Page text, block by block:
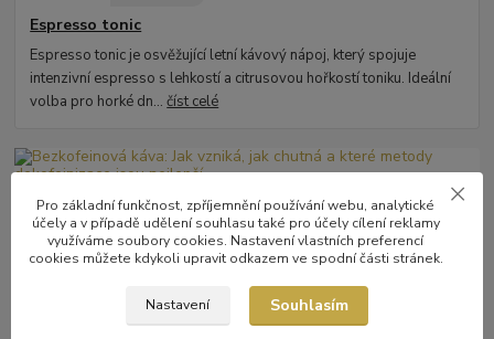
Espresso tonic
Espresso tonic je osvěžující letní kávový nápoj, který spojuje
intenzivní espresso s lehkostí a citrusovou hořkostí toniku. Ideální
volba pro horké dn...číst celé
Pro základní funkčnost, zpříjemnění používání webu, analytické
účely a v případě udělení souhlasu také pro účely cílení reklamy
využíváme soubory cookies. Nastavení vlastních preferencí
cookies můžete kdykoli upravit odkazem ve spodní části stránek.
Nastavení Souhlasím